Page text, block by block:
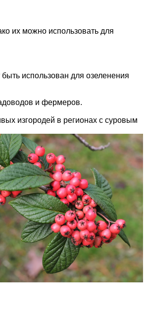
их можно использовать для
использован для озеленения
и фермеров.
изгородей в регионах с суровым